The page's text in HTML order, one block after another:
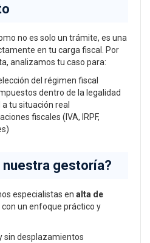
no es solo un trámite, es una
en tu carga fiscal. Por
analizamos tu caso para:
del régimen fiscal
dentro de la legalidad
tu situación real
fiscales (IVA, IRPF,
nuestra gestoría?
especialistas en alta de
con un enfoque práctico y
sin desplazamientos